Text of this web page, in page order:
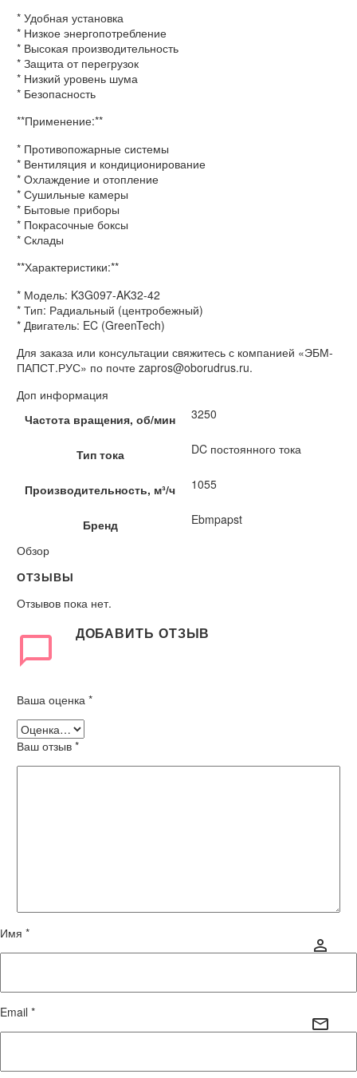
* Удобная установка
* Низкое энергопотребление
* Высокая производительность
* Защита от перегрузок
* Низкий уровень шума
* Безопасность
**Применение:**
* Противопожарные системы
* Вентиляция и кондиционирование
* Охлаждение и отопление
* Сушильные камеры
* Бытовые приборы
* Покрасочные боксы
* Склады
**Характеристики:**
* Модель: K3G097-AK32-42
* Тип: Радиальный (центробежный)
* Двигатель: EC (GreenTech)
Для заказа или консультации свяжитесь с компанией «ЭБМ-
ПАПСТ.РУС» по почте zapros@oborudrus.ru.
Доп информация
Частота вращения, об/мин
3250
Тип тока DC постоянного тока
Производительность, м³/ч 1055
Бренд
Ebmpapst
Обзор
ОТЗЫВЫ
Отзывов пока нет.
ДОБАВИТЬ ОТЗЫВ
Ваша оценка *
Ваш отзыв *
Имя *
Email *